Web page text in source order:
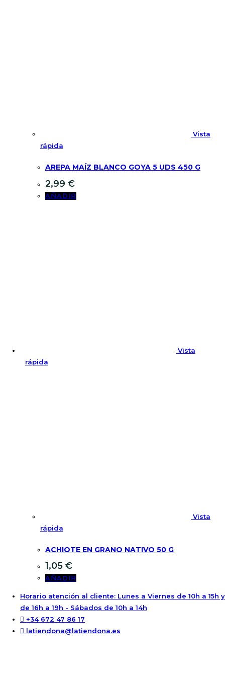
Vista
rápida
AREPA MAÍZ BLANCO GOYA 5 UDS 450 G
2,99 €
AÑADIR
Vista
rápida
Vista
rápida
ACHIOTE EN GRANO NATIVO 50 G
1,05 €
AÑADIR
Horario atención al cliente: Lunes a Viernes de 10h a 15h y
de 16h a 19h - Sábados de 10h a 14h
+34 672 47 86 17
latiendona@latiendona.es